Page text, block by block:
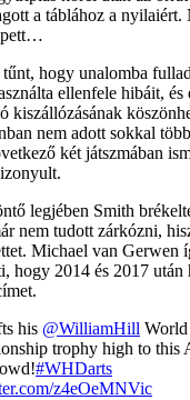
a táblához a nyilaiért.
hogy unalomba
ellenfele hibáit, és
kiszállózásának
nem adott sokkal
két játszmában
legjében Smith
nem tudott zárkózni,
Michael van Gerwen
hogy 2014 és 2017 után
his @WilliamHill World
trophy high to this
#WHDarts
z4eOeMNVic